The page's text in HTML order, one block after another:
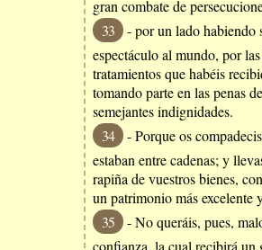
gran combate de
33
- por un lado habiendo
espectáculo al mundo, por
tratamientos que habéis
tomando parte en las penas
semejantes indignidades.
34
- Porque os
estaban entre cadenas; y
rapiña de vuestros bienes,
un patrimonio más excelente
35
- No queráis, pues,
confianza, la cual recibirá un